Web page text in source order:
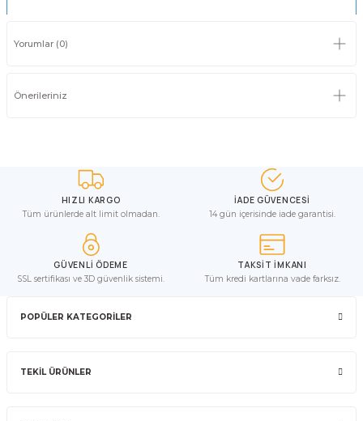
Yorumlar (0)
Önerileriniz
HIZLI KARGO
Tüm ürünlerde alt limit olmadan.
İADE GÜVENCESİ
14 gün içerisinde iade garantisi.
GÜVENLİ ÖDEME
SSL sertifikası ve 3D güvenlik sistemi.
TAKSİT İMKANI
Tüm kredi kartlarına vade farksız.
POPÜLER KATEGORİLER
TEKİL ÜRÜNLER